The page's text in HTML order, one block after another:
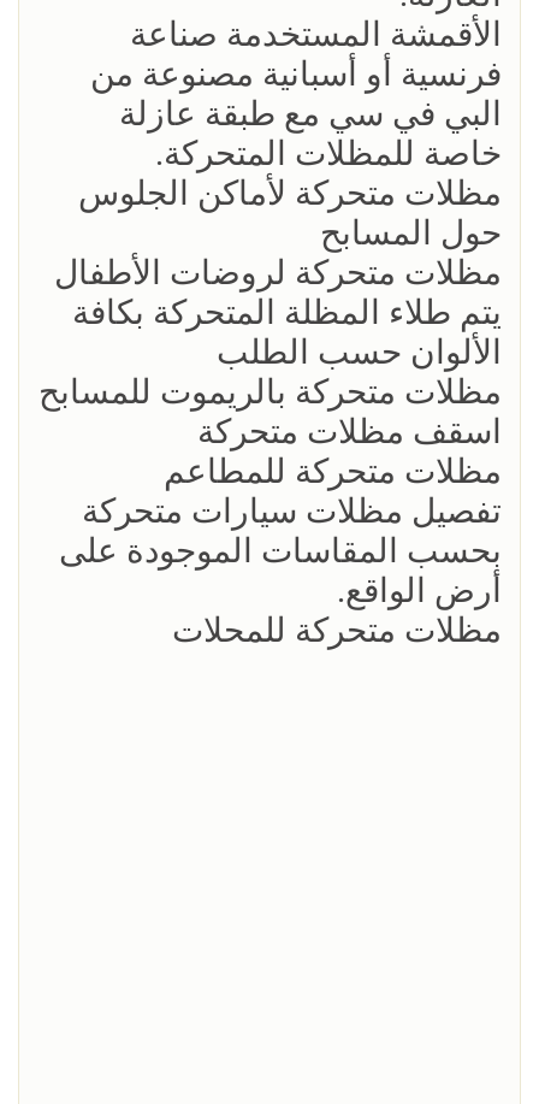
الأقمشة المستخدمة صناعة
فرنسية أو أسبانية مصنوعة من
البي في سي مع طبقة عازلة
خاصة للمظلات المتحركة.
مظلات متحركة لأماكن الجلوس
حول المسابح
مظلات متحركة لروضات الأطفال
يتم طلاء المظلة المتحركة بكافة
الألوان حسب الطلب
مظلات متحركة بالريموت للمسابح
اسقف مظلات متحركة
مظلات متحركة للمطاعم
تفصيل مظلات سيارات متحركة
بحسب المقاسات الموجودة على
أرض الواقع.
مظلات متحركة للمحلات